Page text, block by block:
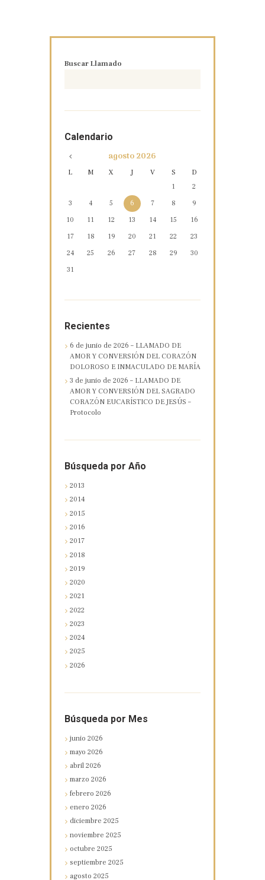
Buscar Llamado
Calendario
agosto2026
L M X J V S
D
1
2
3
4 5 6 7 8
9
10
11 12 13 14 15
16
17
18 19 20 21 22
23
24
25 26 27 28 29
30
31
Recientes
6 de junio de 2026 – LLAMADO DE
AMOR Y CONVERSIÓN DEL CORAZÓN
DOLOROSO E INMACULADO DE MARÍA
3 de junio de 2026 – LLAMADO DE
AMOR Y CONVERSIÓN DEL SAGRADO
CORAZÓN EUCARÍSTICO DE JESÚS –
Protocolo
Búsqueda por Año
2013
2014
2015
2016
2017
2018
2019
2020
2021
2022
2023
2024
2025
2026
Búsqueda por Mes
junio2026
mayo2026
abril2026
marzo2026
febrero2026
enero2026
diciembre2025
noviembre2025
octubre2025
septiembre2025
agosto2025